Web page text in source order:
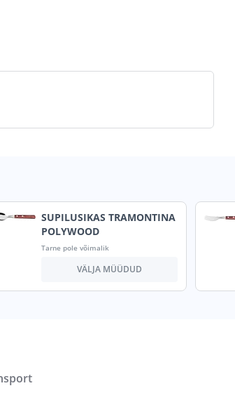
SUPILUSIKAS TRAMONTINA
POLYWOOD
Tarne pole võimalik
VÄLJA MÜÜDUD